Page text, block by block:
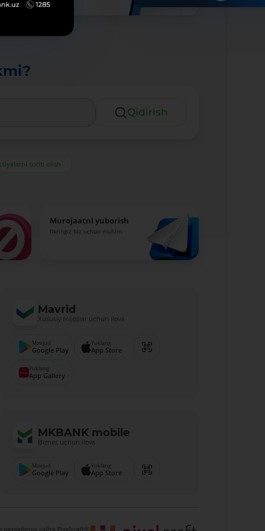
Qidirish
sotib olish
Murojaatni yuborish
fikringiz biz uchun muhim
Mavrid
Xususiy mijozlar uchun ilova
Mavjud
Google Play
Yuklang
App Store
Yuklang
App Gallery
MKBANK mobile
Biznes uchun ilova
Mavjud
Google Play
Yuklang
App Store
разработка сайта Pixelcraft®